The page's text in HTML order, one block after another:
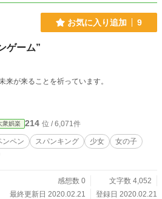
お気に入り追加 9
ゲーム”
です。 …こんな未来が来ることを祈っています。
衆娯楽 214 位 / 6,071件
ンペン スパンキング 少女
女の子
感想数 0
文字数 4,052
最終更新日 2020.02.21
登録日 2020.02.21